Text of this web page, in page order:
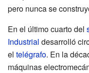
pero nunca se
En el último cuarto del
Industrial desarrolló
el telégrafo. En la
máquinas